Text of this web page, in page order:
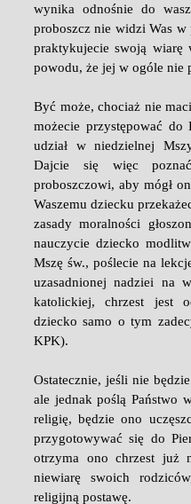
wynika odnośnie do
proboszcz nie widzi Was
praktykujecie swoją
powodu, że jej w ogóle nie
Być może, chociaż nie
możecie przystępować
udział w niedzielnej
Dajcie się więc
proboszczowi, aby mógł
Waszemu dziecku
zasady moralności
nauczycie dziecko
Mszę św., poślecie na
uzasadnionej nadziei na
katolickiej, chrzest jest
dziecko samo o tym
KPK).
Ostatecznie, jeśli nie
ale jednak poślą Państwo
religię, będzie ono
przygotowywać się do
otrzyma ono chrzest już
niewiarę swoich
religijną postawę.